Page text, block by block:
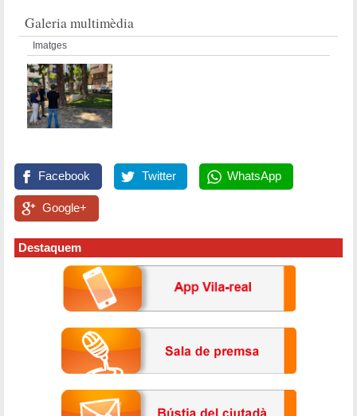
Galeria multimèdia
Imatges
Facebook Twitter WhatsApp
Google+
Destaquem